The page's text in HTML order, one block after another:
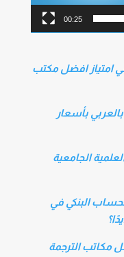
00:25
امتياز افضل مكتب
بأسعار
الجامعية
البنكي في
مكاتب الترجمة